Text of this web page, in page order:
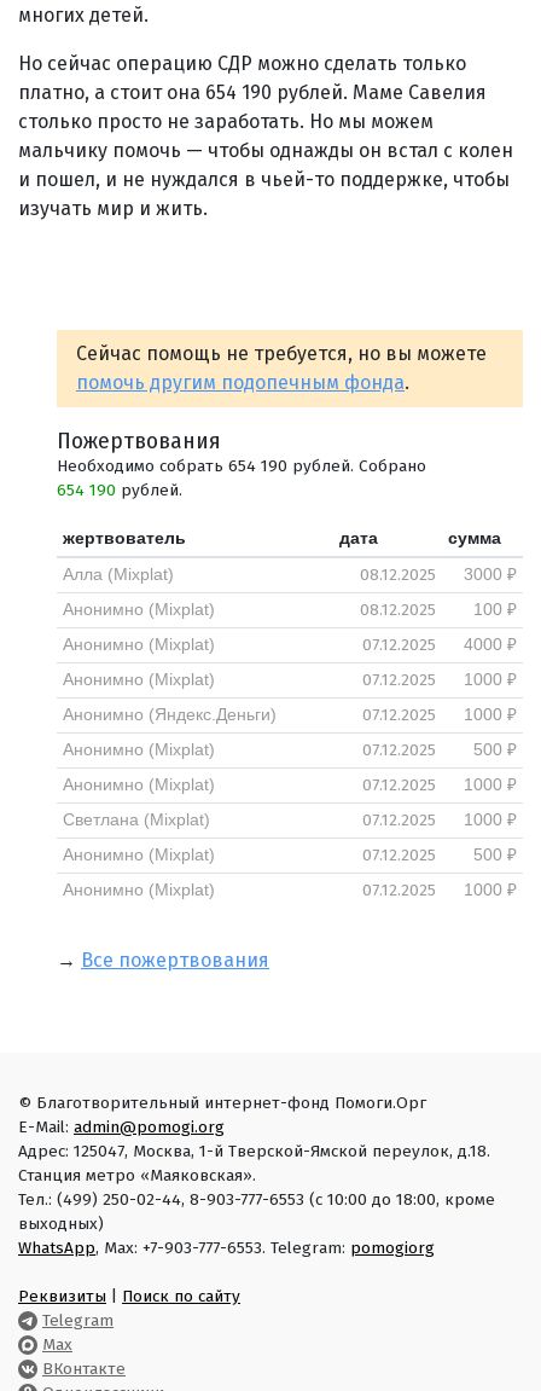
многих детей.
Но сейчас операцию СДР можно сделать только
платно, а стоит она 654 190 рублей. Маме Савелия
столько просто не заработать. Но мы можем
мальчику помочь — чтобы однажды он встал с колен
и пошел, и не нуждался в чьей-то поддержке, чтобы
изучать мир и жить.
Сейчас помощь не требуется, но вы можете
помочь другим подопечным фонда.
Пожертвования
Необходимо собрать 654 190 рублей. Собрано
654 190 рублей.
жертвователь дата
сумма
Алла (Mixplat)
08.12.2025
3000 ₽
Анонимно (Mixplat)
08.12.2025
100 ₽
Анонимно (Mixplat)
07.12.2025
4000 ₽
Анонимно (Mixplat)
07.12.2025
1000 ₽
Анонимно (Яндекс.Деньги)
07.12.2025
1000 ₽
Анонимно (Mixplat)
07.12.2025
500 ₽
Анонимно (Mixplat)
07.12.2025
1000 ₽
Светлана (Mixplat)
07.12.2025
1000 ₽
Анонимно (Mixplat)
07.12.2025
500 ₽
Анонимно (Mixplat)
07.12.2025 1000 ₽
→ Все пожертвования
© Благотворительный интернет-фонд Помоги.Орг
E-Mail: admin@pomogi.org
Адрес: 125047, Москва, 1-й Тверской-Ямской переулок, д.18.
Станция метро «Маяковская».
Тел.: (499) 250-02-44, 8-903-777-6553 (с 10:00 до 18:00, кроме
выходных)
WhatsApp, Max: +7-903-777-6553. Telegram: pomogiorg
Реквизиты
Поиск по сайту
Telegram
Max
ВКонтакте